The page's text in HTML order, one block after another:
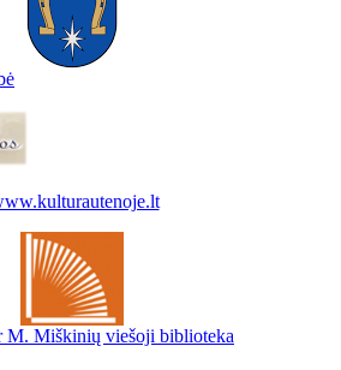
M. Miškinių viešoji biblioteka